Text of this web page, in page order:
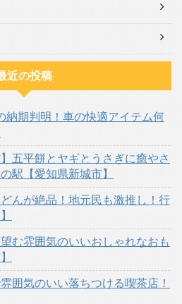
近の投稿
納期判明！車の快適アイテム何
五平餅とヤギとうさぎに癒やさ
駅【愛知県新城市】
んが絶品！地元民も激推し！行
む雰囲気のいいおしゃれなおも
囲気のいい落ちつける喫茶店！